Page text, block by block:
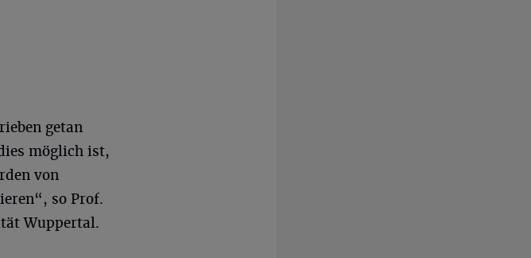
getan
möglich ist,
von
so Prof.
Wuppertal.